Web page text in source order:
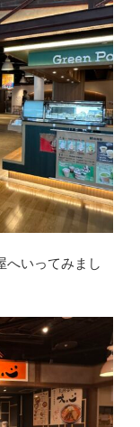
へいってみまし